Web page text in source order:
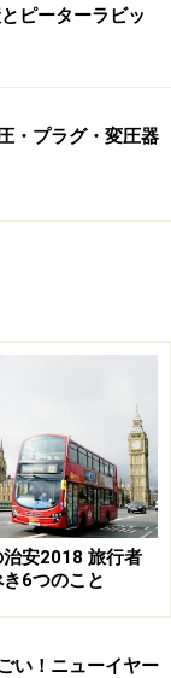
ピーターラビッ
・プラグ・変圧器
治安2018 旅行者
6つのこと
い！ニューイヤー